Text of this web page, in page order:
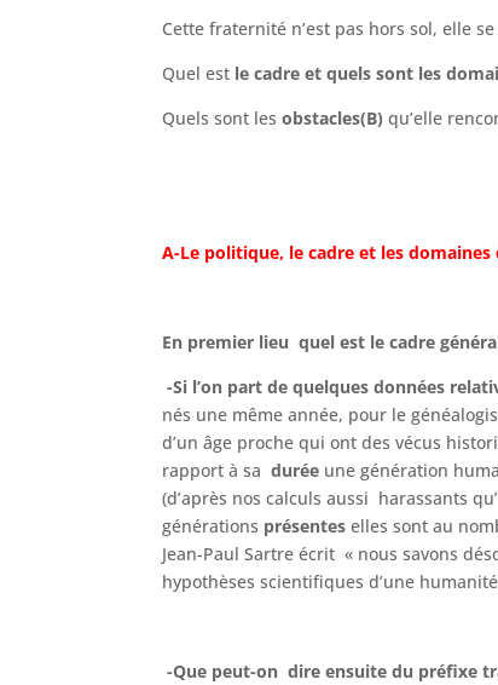
Cette fraternité n’est pas hors sol, elle
Quel est le cadre et quels sont les
Quels sont lesobstacles(B)qu’elle
A-Le politique, le cadre et les
En premier lieu quel est le cadre
-Si l’on part de quelques données
nés une même année, pour le
d’un âge proche qui ont des vécus
rapport à sadurée une génération
(d’après nos calculs aussi harassants
générations présentes elles sont au
Jean-Paul Sartre écrit « nous savons
hypothèses scientifiques d’une
-Que peut-on dire ensuite du préfixe